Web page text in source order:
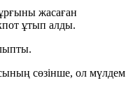
жасаған
ұтып алды.
сөзінше, ол мүлдем